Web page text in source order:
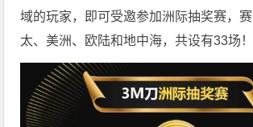
域的玩家，即可受邀参加洲际抽奖赛，
太、美洲、欧陆和地中海，共设有33场！